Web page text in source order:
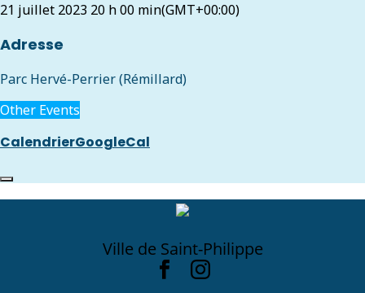
21 juillet 2023 20 h 00 min(GMT+00:00)
Adresse
Parc Hervé-Perrier (Rémillard)
Other Events
CalendrierGoogleCal
Ville de Saint-Philippe